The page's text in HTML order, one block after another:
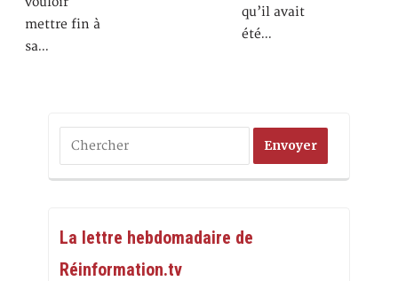
mettre fin à
sa…
qu’il avait
été…
La lettre hebdomadaire de
Réinformation.tv